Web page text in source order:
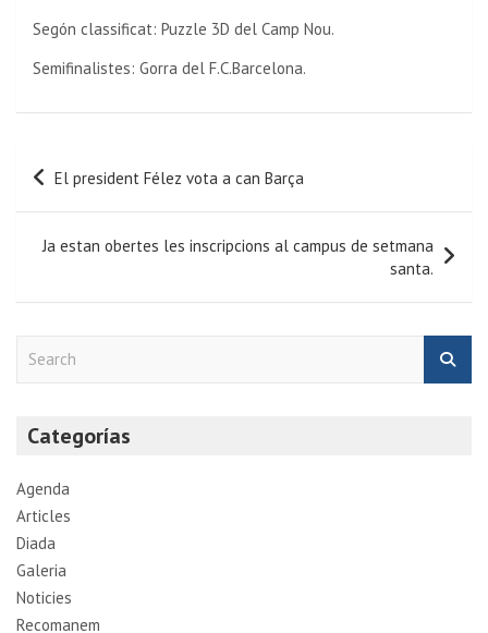
Segón classificat: Puzzle 3D del Camp Nou.
Semifinalistes: Gorra del F.C.Barcelona.
El president Félez vota a can Barça
Ja estan obertes les inscripcions al campus de setmana
santa.
Categorías
Agenda
Articles
Diada
Galeria
Noticies
Recomanem